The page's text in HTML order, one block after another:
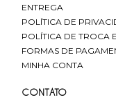
ENTREGA
POLÍTICA DE
POLÍTICA DE TROCA
FORMAS DE
MINHA CONTA
CONTATO